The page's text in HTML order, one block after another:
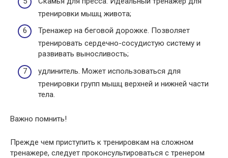
тренировки мышц живота;
Тренажер на беговой дорожке. Позволяет
тренировать сердечно-сосудистую систему и
развивать выносливость;
удлинитель. Может использоваться для
тренировки групп мышц верхней и нижней части
тела.
Важно помнить!
Прежде чем приступить к тренировкам на сложном
тренажере, следует проконсультироваться с тренером